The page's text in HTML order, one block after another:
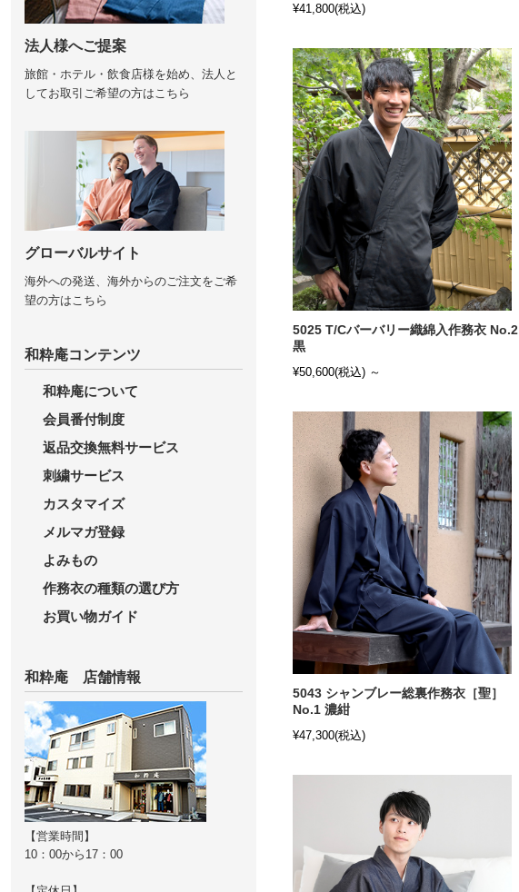
¥41,800(税込)
5025 T/Cバーバリー織綿入作務衣 No.2
黒
¥50,600(税込) ～
5043 シャンブレー総裏作務衣［聖］
No.1 濃紺
¥47,300(税込)
法人様へご提案
旅館・ホテル・飲食店様を始め、法人と
してお取引ご希望の方はこちら
グローバルサイト
海外への発送、海外からのご注文をご希
望の方はこちら
和粋庵コンテンツ
和粋庵について
会員番付制度
返品交換無料サービス
刺繍サービス
カスタマイズ
メルマガ登録
よみもの
作務衣の種類の選び方
お買い物ガイド
和粋庵 店舗情報
【営業時間】
10：00から17：00